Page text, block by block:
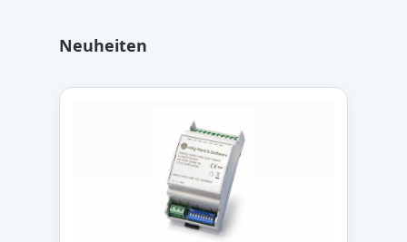
Produktgalerie überspringen
Neuheiten